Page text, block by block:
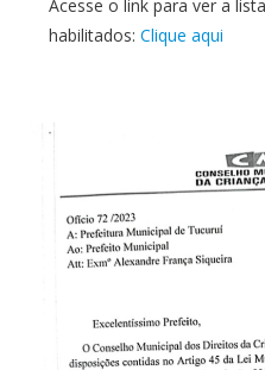
Acesse o link para ver a
habilitados: Clique aqui